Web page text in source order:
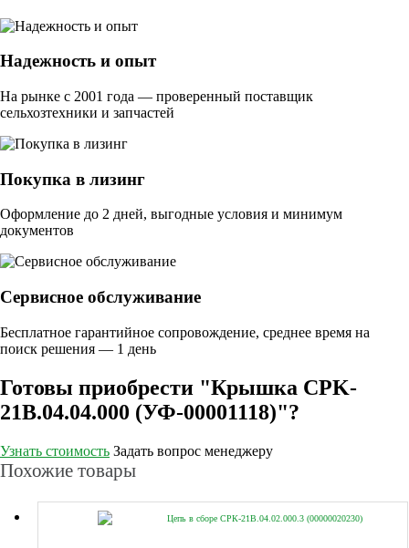
Надежность и опыт
На рынке с 2001 года — проверенный поставщик
сельхозтехники и запчастей
Покупка в лизинг
Оформление до 2 дней, выгодные условия и минимум
документов
Сервисное обслуживание
Бесплатное гарантийное сопровождение, среднее время на
поиск решения — 1 день
Готовы приобрести "Крышка CPK-
21B.04.04.000 (УФ-00001118)"?
Узнать стоимость Задать вопрос менеджеру
Похожие товары
Цепь в сборе СРК-21В.04.02.000.3 (00000020230)